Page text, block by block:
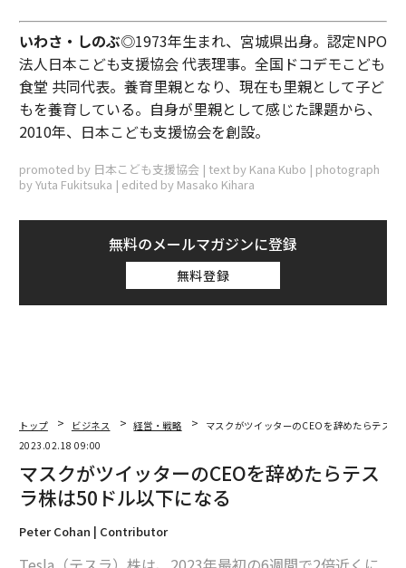
いわさ・しのぶ◎1973年生まれ、宮城県出身。認定NPO
法人日本こども支援協会 代表理事。全国ドコデモこども
食堂 共同代表。養育里親となり、現在も里親として子ど
もを養育している。自身が里親として感じた課題から、
2010年、日本こども支援協会を創設。
promoted by 日本こども支援協会 | text by Kana Kubo | photograph
by Yuta Fukitsuka | edited by Masako Kihara
無料のメールマガジンに登録
無料登録
トップ ビジネス 経営・戦略
マスクがツイッターのCEOを辞めたらテスラ
2023.02.18 09:00
マスクがツイッターのCEOを辞めたらテス
ラ株は50ドル以下になる
Peter Cohan | Contributor